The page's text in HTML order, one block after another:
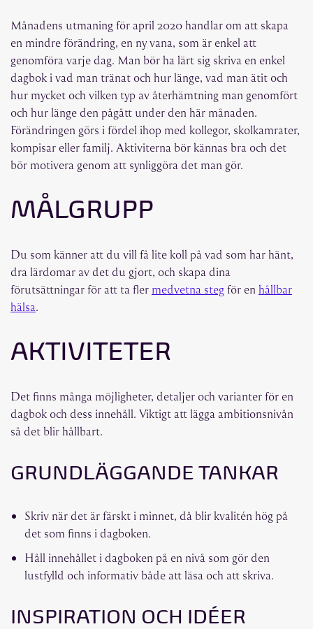
Månadens utmaning för april 2020 handlar om att skapa
en mindre förändring, en ny vana, som är enkel att
genomföra varje dag. Man bör ha lärt sig skriva en enkel
dagbok i vad man tränat och hur länge, vad man ätit och
hur mycket och vilken typ av återhämtning man genomfört
och hur länge den pågått under den här månaden.
Förändringen görs i fördel ihop med kollegor, skolkamrater,
kompisar eller familj. Aktiviterna bör kännas bra och det
bör motivera genom att synliggöra det man gör.
MÅLGRUPP
Du som känner att du vill få lite koll på vad som har hänt,
dra lärdomar av det du gjort, och skapa dina
förutsättningar för att ta fler medvetna stegför en hållbar
hälsa.
AKTIVITETER
Det finns många möjligheter, detaljer och varianter för en
dagbok och dess innehåll. Viktigt att lägga ambitionsnivån
så det blir hållbart.
GRUNDLÄGGANDE TANKAR
Skriv när det är färskt i minnet, då blir kvalitén hög på
det som finns i dagboken.
Håll innehållet i dagboken på en nivå som gör den
lustfylld och informativ både att läsa och att skriva.
INSPIRATION OCH IDÉER